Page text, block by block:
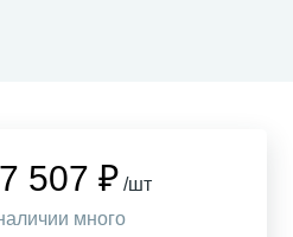
507 ₽ /шт
много